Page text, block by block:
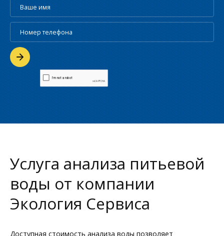
Услуга анализа питьевой
воды от компании
Экология Сервиса
Доступная стоимость анализа воды позволяет